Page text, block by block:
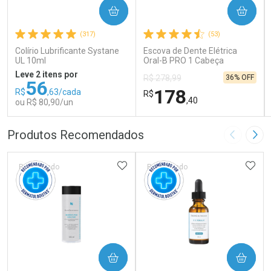
(317)
Colírio Lubrificante Systane
UL 10ml
Leve 2 itens por
R$56,63/cada
ou R$ 80,90/un
COMPRAR
FECHAR
FECHAR
Por Menos
(53)
Escova de Dente Elétrica
Oral-B PRO 1 Cabeça
Redonda Recarregável 1
Unidade
R$ 278,99
R$178,40
36% OFF
COMPRAR
Por Menos
Produtos Recomendados Imagem
Patrocinado ADICIONAR AOS FAVORITOS
COMPRAR
Patrocinado
COMPRAR